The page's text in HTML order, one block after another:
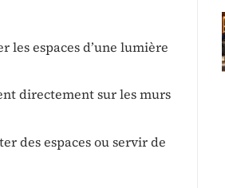
les espaces d’une lumière
directement sur les murs
des espaces ou servir de